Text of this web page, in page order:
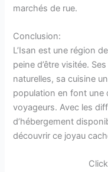
marchés de rue.
Conclusion:
L’Isan est une région
peine d’être visitée.
naturelles, sa cuisine
population en font une
voyageurs. Avec les
d’hébergement
découvrir ce joyau